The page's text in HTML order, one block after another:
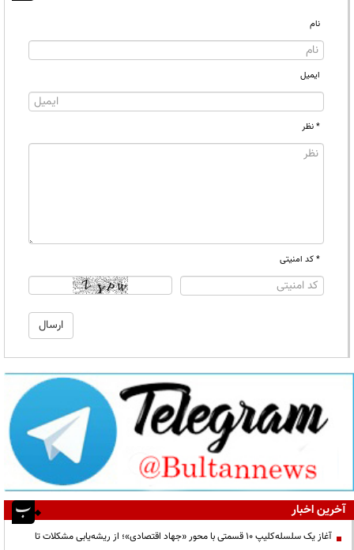
نام
ایمیل
* نظر
* کد امنیتی
آخرین اخبار
آغاز یک سلسله‌کلیپ ۱۰ قسمتی با محور «جهاد اقتصادی»؛ از ریشه‌یابی مشکلات تا